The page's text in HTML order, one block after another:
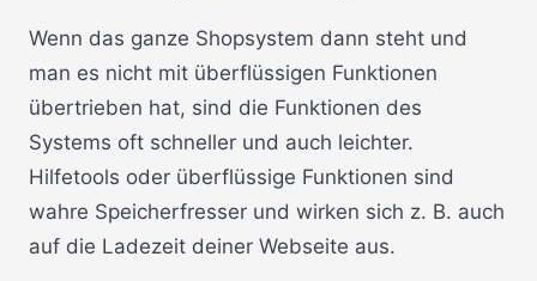
Wenn das ganze Shopsystem dann steht und
man es nicht mit überflüssigen Funktionen
übertrieben hat, sind die Funktionen des
Systems oft schneller und auch leichter.
Hilfetools oder überflüssige Funktionen sind
wahre Speicherfresser und wirken sich z. B. auch
auf die Ladezeit deiner Webseite aus.